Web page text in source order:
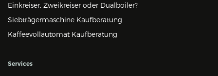
Einkreiser, Zweikreiser oder Dualboiler?
Siebträgermaschine Kaufberatung
Kaffeevollautomat Kaufberatung
Services